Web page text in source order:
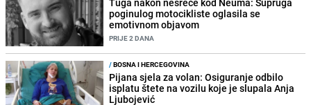
poginulog motocikliste oglasila se
emotivnom objavom
PRIJE 2 DANA
/BOSNA I HERCEGOVINA
Pijana sjela za volan: Osiguranje odbilo
isplatu štete na vozilu koje je slupala Anja
Ljubojević